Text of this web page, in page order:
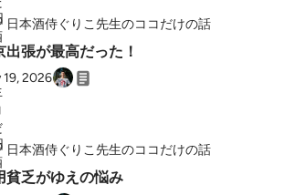
日本酒侍ぐりこ先生のココだけの話
出張が最高だった！
19, 2026
日本酒侍ぐりこ先生のココだけの話
貧乏がゆえの悩み